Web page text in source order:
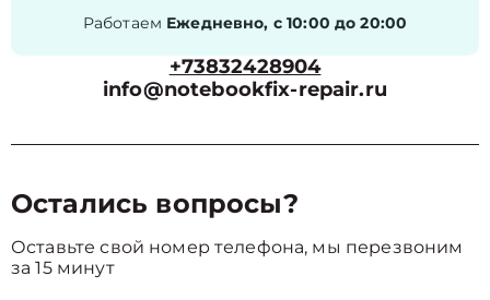
Работаем Ежедневно, с 10:00 до 20:00
+73832428904
info@notebookfix-repair.ru
Остались вопросы?
Оставьте свой номер телефона, мы перезвоним
за 15 минут